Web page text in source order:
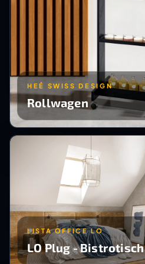
HEÉ SWISS DESIGN
Rollwagen
LISTA OFFICE LO
LO Plug - Bistrotisch